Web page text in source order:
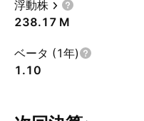
浮動株
‪238.17 M‬
ベータ (1年)
1.10